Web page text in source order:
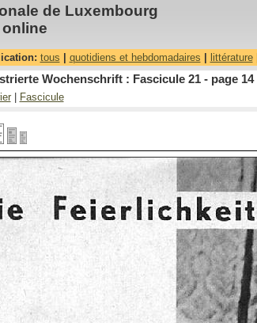
de Luxembourg
tous quotidiens et hebdomadaires littérature|
Wochenschrift : Fascicule 21 - page 14
| Fascicule